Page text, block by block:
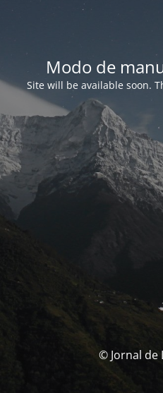
Modo de
Site will be available soon.
© Jornal de